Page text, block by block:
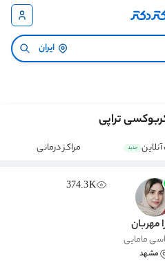
ایران
تراپی
جدید مراکز درمانی
374.3K
مهربان
مامایی
مشهد